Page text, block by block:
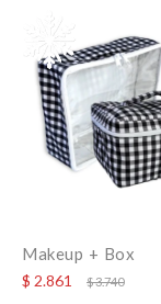
Makeup + Box
$ 2.861 $3.740